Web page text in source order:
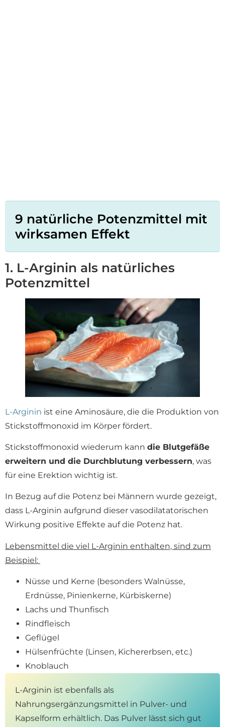
9 natürliche Potenzmittel mit
wirksamen Effekt
1. L-Arginin als natürliches
Potenzmittel
L-Arginin ist eine Aminosäure, die die Produktion von
Stickstoffmonoxid im Körper fördert.
Stickstoffmonoxid wiederum kann die Blutgefäße
erweitern und die Durchblutung verbessern, was
für eine Erektion wichtig ist.
In Bezug auf die Potenz bei Männern wurde gezeigt,
dass L-Arginin aufgrund dieser vasodilatatorischen
Wirkung positive Effekte auf die Potenz hat.
Lebensmittel die viel L-Arginin enthalten, sind zum
Beispiel:
Nüsse und Kerne (besonders Walnüsse,
Erdnüsse, Pinienkerne, Kürbiskerne)
Lachs und Thunfisch
Rindfleisch
Geflügel
Hülsenfrüchte (Linsen, Kichererbsen, etc.)
Knoblauch
L-Arginin ist ebenfalls als
Nahrungsergänzungsmittel in Pulver- und
Kapselform erhältlich. Das Pulver lässt sich gut